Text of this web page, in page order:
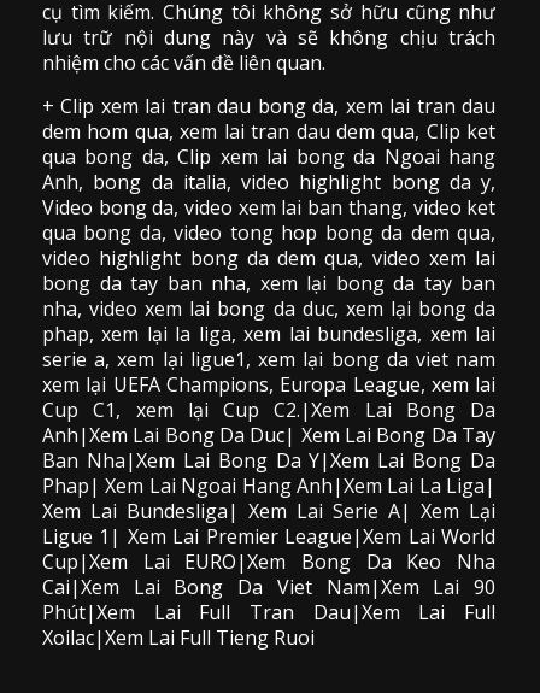
cụ tìm kiếm. Chúng tôi không sở hữu cũng như
lưu trữ nội dung này và sẽ không chịu trách
nhiệm cho các vấn đề liên quan.
+ Clip xem lai tran dau bong da, xem lai tran dau
dem hom qua, xem lai tran dau dem qua, Clip ket
qua bong da, Clip xem lai bong da Ngoai hang
Anh, bong da italia, video highlight bong da y,
Video bong da,video xem lai ban thang, video ket
qua bong da, video tong hop bong da dem qua,
video highlight bong da dem qua, video xem lai
bong da tay ban nha, xem lại bong da tay ban
nha,video xem lai bong da duc, xem lại bong da
phap, xem lại la liga, xem lai bundesliga, xem lai
serie a, xem lại ligue1, xem lại bong da viet nam
xem lại UEFA Champions, Europa League, xem lai
Cup C1, xem lại Cup C2.|Xem Lai Bong Da
Anh|Xem Lai Bong Da Duc| Xem Lai Bong Da Tay
Ban Nha|Xem Lai Bong Da Y|Xem Lai Bong Da
Phap| Xem Lai Ngoai Hang Anh|Xem Lai La Liga|
Xem Lai Bundesliga| Xem Lai Serie A| Xem Lại
Ligue 1| Xem Lai Premier League|Xem Lai World
Cup|Xem Lai EURO|Xem Bong Da Keo Nha
Cai|Xem Lai Bong Da Viet Nam|Xem Lai 90
Phút|Xem Lai Full Tran Dau|Xem Lai Full
Xoilac|Xem Lai Full Tieng Ruoi